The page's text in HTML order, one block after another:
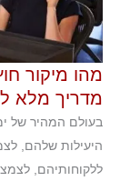
מדריך מלא
בעולם המהיר של
היעילות שלהם,
ללקוחותיהם,